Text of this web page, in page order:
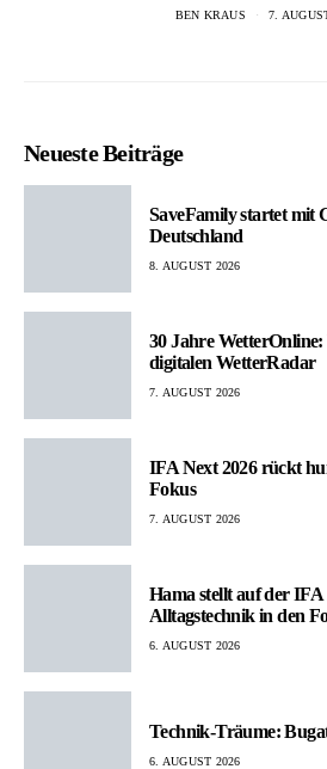
BEN KRAUS 7.
Neueste Beiträge
SaveFamily startet mit
Deutschland
8. AUGUST 2026
30 Jahre
digitalen WetterRadar
7. AUGUST 2026
IFA Next 2026 rückt
Fokus
7. AUGUST 2026
Hama stellt auf der IFA
Alltagstechnik in den
6. AUGUST 2026
Technik-Träume:
6. AUGUST 2026